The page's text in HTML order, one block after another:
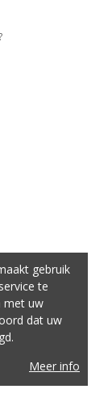
gebruik
te
met uw
dat uw
Meer info